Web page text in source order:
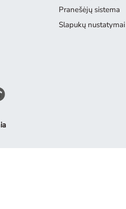
Pranešėjų sistema
Slapukų nustatymai